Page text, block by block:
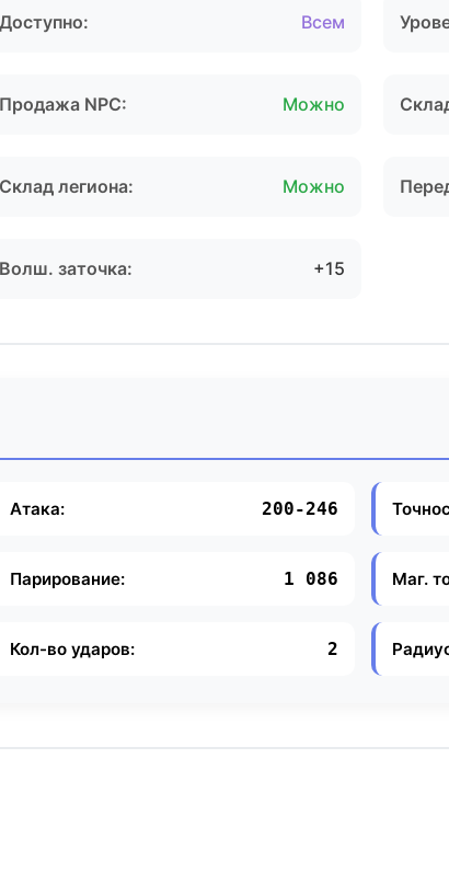
Доступно: Всем
Продажа NPC: Можно
Склад легиона: Можно
Волш. заточка: +15
Атака: 200-246
Парирование: 1 086 Маг.
Кол-во ударов: 2